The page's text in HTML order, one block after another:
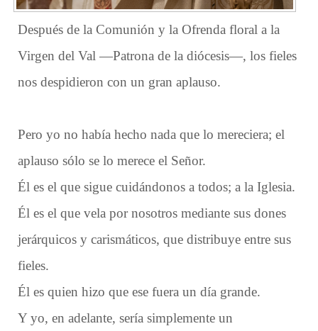
Después de la Comunión y la Ofrenda floral a la
Virgen del Val —Patrona de la diócesis—, los fieles
nos despidieron con un gran aplauso.
Pero yo no había hecho nada que lo mereciera; el
aplauso sólo se lo merece el Señor.
Él es el que sigue cuidándonos a todos; a la Iglesia.
Él es el que vela por nosotros mediante sus dones
jerárquicos y carismáticos, que distribuye entre sus
fieles.
Él es quien hizo que ese fuera un día grande.
Y yo, en adelante, sería simplemente un